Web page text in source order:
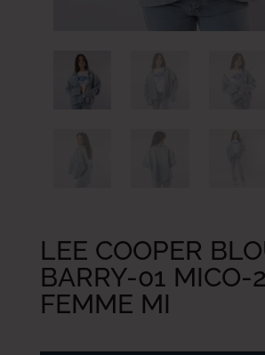
LEE COOPER
BARRY-01 MICO-2
FEMME MI